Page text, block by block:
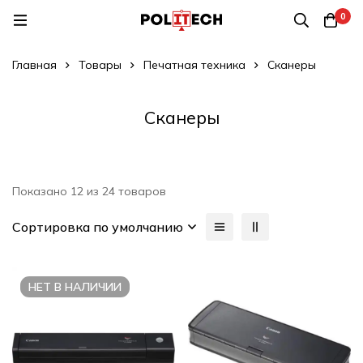
0
Главная Товары Печатная техника Сканеры
Сканеры
Показано 12 из 24 товаров
Сортировка по умолчанию
НЕТ В НАЛИЧИИ